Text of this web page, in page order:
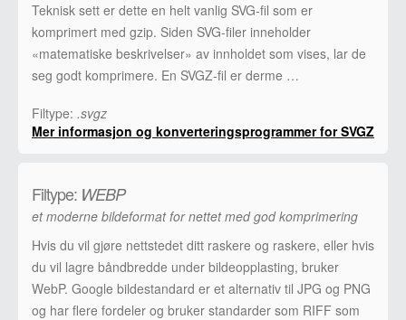
Teknisk sett er dette en helt vanlig SVG-fil som er
komprimert med gzip. Siden SVG-filer inneholder
«matematiske beskrivelser» av innholdet som vises, lar de
seg godt komprimere. En SVGZ-fil er derme …
Filtype: .svgz
Mer informasjon og konverteringsprogrammer for SVGZ
Filtype: WEBP
et moderne bildeformat for nettet med god komprimering
Hvis du vil gjøre nettstedet ditt raskere og raskere, eller hvis
du vil lagre båndbredde under bildeopplasting, bruker
WebP. Google bildestandard er et alternativ til JPG og PNG
og har flere fordeler og bruker standarder som RIFF som